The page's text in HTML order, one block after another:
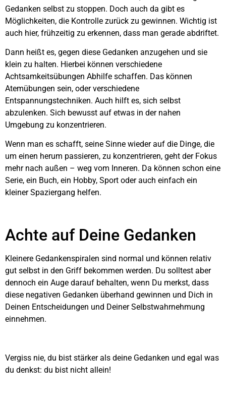
Gedanken selbst zu stoppen. Doch auch da gibt es
Möglichkeiten, die Kontrolle zurück zu gewinnen. Wichtig ist
auch hier, frühzeitig zu erkennen, dass man gerade abdriftet.
Dann heißt es, gegen diese Gedanken anzugehen und sie
klein zu halten. Hierbei können verschiedene
Achtsamkeitsübungen Abhilfe schaffen. Das können
Atemübungen sein, oder verschiedene
Entspannungstechniken. Auch hilft es, sich selbst
abzulenken. Sich bewusst auf etwas in der nahen
Umgebung zu konzentrieren.
Wenn man es schafft, seine Sinne wieder auf die Dinge, die
um einen herum passieren, zu konzentrieren, geht der Fokus
mehr nach außen – weg vom Inneren. Da können schon eine
Serie, ein Buch, ein Hobby, Sport oder auch einfach ein
kleiner Spaziergang helfen.
Achte auf Deine Gedanken
Kleinere Gedankenspiralen sind normal und können relativ
gut selbst in den Griff bekommen werden. Du solltest aber
dennoch ein Auge darauf behalten, wenn Du merkst, dass
diese negativen Gedanken überhand gewinnen und Dich in
Deinen Entscheidungen und Deiner Selbstwahrnehmung
einnehmen.
Vergiss nie, du bist stärker als deine Gedanken und egal was
du denkst: du bist nicht allein!